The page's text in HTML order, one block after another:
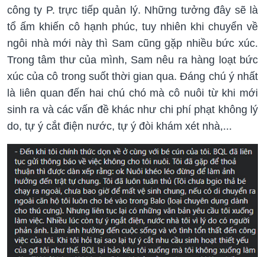
công ty P. trực tiếp quản lý. Những tưởng đây sẽ là
tổ ấm khiến cô hạnh phúc, tuy nhiên khi chuyển về
ngôi nhà mới này thì Sam cũng gặp nhiều bức xúc.
Trong tâm thư của mình, Sam nêu ra hàng loạt bức
xúc của cô trong suốt thời gian qua. Đáng chú ý nhất
là liên quan đến hai chú chó mà cô nuôi từ khi mới
sinh ra và các vấn đề khác như chi phí phạt không lý
do, tự ý cắt điện nước, tự ý đòi khám xét nhà,...